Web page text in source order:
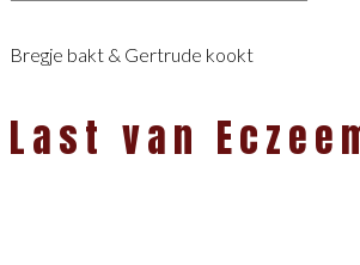
Bregje bakt & Gertrude kookt
Last van